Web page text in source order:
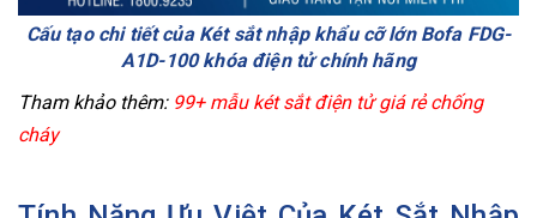
Cấu tạo chi tiết của Két sắt nhập khẩu cỡ lớn Bofa FDG-
A1D-100 khóa điện tử chính hãng
Tham khảo thêm: 99+ mẫu két sắt điện tử giá rẻ chống
cháy